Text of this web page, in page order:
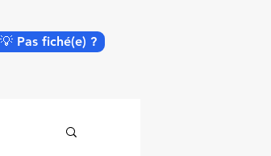
💡 Pas fiché(e) ?